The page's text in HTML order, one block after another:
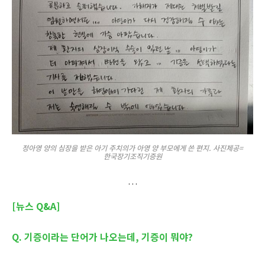
정아영 양의 심장을 받은 아기 주치의가 아영 양 부모에게 쓴 편지. 사진제공=
한국장기조직기증원
[뉴스 Q&A]
Q. 기증이라는 단어가 나오는데, 기증이 뭐야?